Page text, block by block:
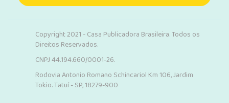
Copyright 2021 - Casa Publicadora Brasileira. Todos os
Direitos Reservados.
CNPJ 44.194.660/0001-26.
Rodovia Antonio Romano Schincariol Km 106, Jardim
Tokio. Tatuí - SP, 18279-900